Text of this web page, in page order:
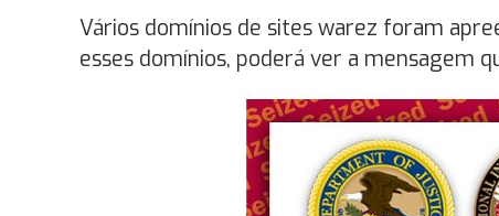
Vários domínios de sites warez foram
esses domínios, poderá ver a mensagem